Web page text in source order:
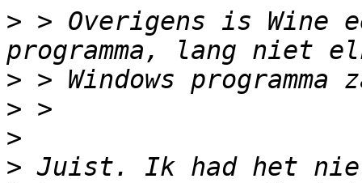
> > Overigens is Wine
>
>
>
> Juist. Ik had het